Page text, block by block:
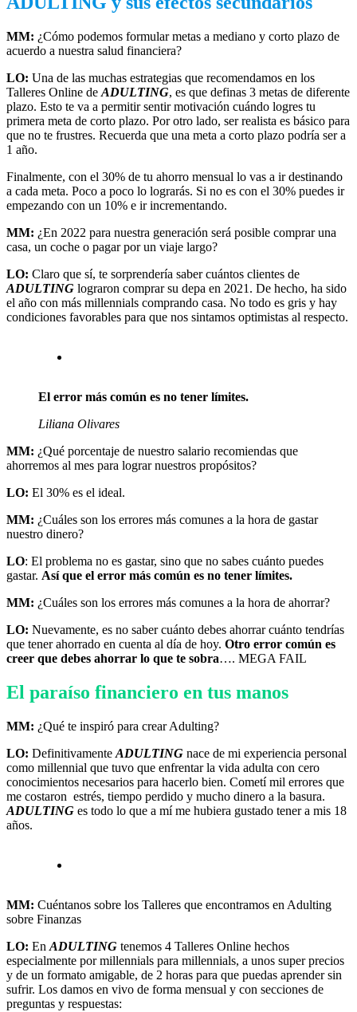
MM: ¿Cómo podemos formular metas a mediano y corto plazo de
acuerdo a nuestra salud financiera?
LO: Una de las muchas estrategias que recomendamos en los
Talleres Online de ADULTING, es que definas 3 metas de diferente
plazo. Esto te va a permitir sentir motivación cuándo logres tu
primera meta de corto plazo. Por otro lado, ser realista es básico para
que no te frustres. Recuerda que una meta a corto plazo podría ser a
1 año.
Finalmente, con el 30% de tu ahorro mensual lo vas a ir destinando
a cada meta. Poco a poco lo lograrás. Si no es con el 30% puedes ir
empezando con un 10% e ir incrementando.
MM: ¿En 2022 para nuestra generación será posible comprar una
casa, un coche o pagar por un viaje largo?
LO: Claro que sí, te sorprendería saber cuántos clientes de
ADULTING lograron comprar su depa en 2021. De hecho, ha sido
el año con más millennials comprando casa. No todo es gris y hay
condiciones favorables para que nos sintamos optimistas al respecto.
El error más común es no tener límites.
Liliana Olivares
MM: ¿Qué porcentaje de nuestro salario recomiendas que
ahorremos al mes para lograr nuestros propósitos?
LO: El 30% es el ideal.
MM: ¿Cuáles son los errores más comunes a la hora de gastar
nuestro dinero?
LO: El problema no es gastar, sino que no sabes cuánto puedes
gastar. Así que el error más común es no tener límites.
MM: ¿Cuáles son los errores más comunes a la hora de ahorrar?
LO: Nuevamente, es no saber cuánto debes ahorrar cuánto tendrías
que tener ahorrado en cuenta al día de hoy. Otro error común es
creer que debes ahorrar lo que te sobra…. MEGA FAIL
El paraíso financiero en tus manos
MM: ¿Qué te inspiró para crear Adulting?
LO: Definitivamente ADULTING nace de mi experiencia personal
como millennial que tuvo que enfrentar la vida adulta con cero
conocimientos necesarios para hacerlo bien. Cometí mil errores que
me costaron estrés, tiempo perdido y mucho dinero a la basura.
ADULTING es todo lo que a mí me hubiera gustado tener a mis 18
años.
MM: Cuéntanos sobre los Talleres que encontramos en Adulting
sobre Finanzas
LO: En ADULTING tenemos 4 Talleres Online hechos
especialmente por millennials para millennials, a unos super precios
y de un formato amigable, de 2 horas para que puedas aprender sin
sufrir. Los damos en vivo de forma mensual y con secciones de
preguntas y respuestas: